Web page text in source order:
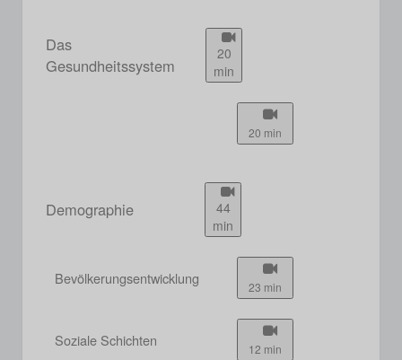
Das
Gesundheitssystem
20
min
20 min
Demographie
44
min
Bevölkerungsentwicklung 23 min
Soziale Schichten 12 min